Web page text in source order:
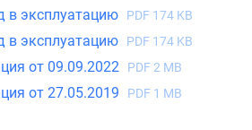
в эксплуатацию PDF 174 KB
в эксплуатацию PDF 174 KB
от 09.09.2022 PDF 2 MB
от 27.05.2019 PDF 1 MB